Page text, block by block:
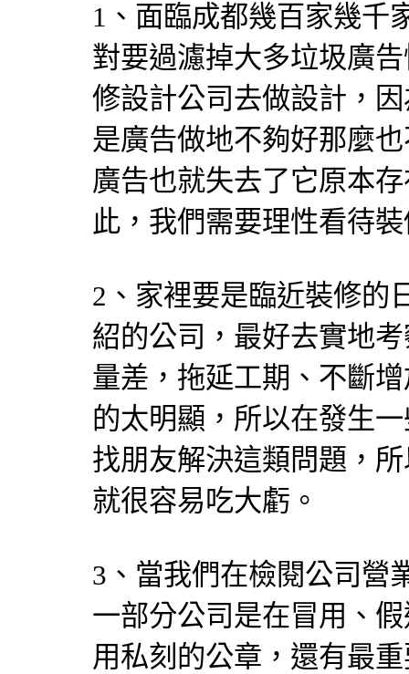
1、面臨成都幾百家幾千
對要過濾掉大多垃圾廣
修設計公司去做設計，
是廣告做地不夠好那麼
廣告也就失去了它原本
此，我們需要理性看待
2、家裡要是臨近裝修的
紹的公司，最好去實地
量差，拖延工期、不斷
的太明顯，所以在發生
找朋友解決這類問題，
就很容易吃大虧。
3、當我們在檢閱公司營
一部分公司是在冒用、
用私刻的公章，還有最